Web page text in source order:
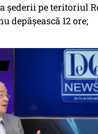
șederii pe teritoriul
depășească 12 ore;